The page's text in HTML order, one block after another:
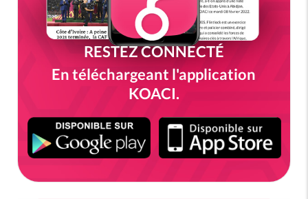
RESTEZ CONNECTÉ
En téléchargeant l'application
KOACI.